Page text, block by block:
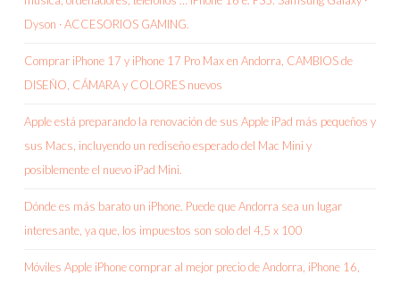
Dyson · ACCESORIOS GAMING.
Comprar iPhone 17 y iPhone 17 Pro Max en Andorra, CAMBIOS de
DISEÑO, CÁMARA y COLORES nuevos
Apple está preparando la renovación de sus Apple iPad más pequeños y
sus Macs, incluyendo un rediseño esperado del Mac Mini y
posiblemente el nuevo iPad Mini.
Dónde es más barato un iPhone. Puede que Andorra sea un lugar
interesante, ya que, los impuestos son solo del 4,5 x 100
Móviles Apple iPhone comprar al mejor precio de Andorra, iPhone 16,